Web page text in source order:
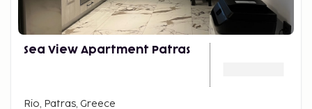
Sea View Apartment Patras
Rio, Patras, Greece